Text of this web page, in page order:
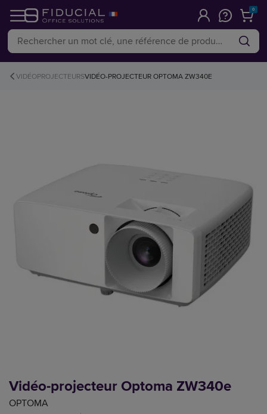
0
VIDÉOPROJECTEURSVIDÉO-PROJECTEUR OPTOMA ZW340E
Vidéo-projecteur Optoma ZW340e
OPTOMA